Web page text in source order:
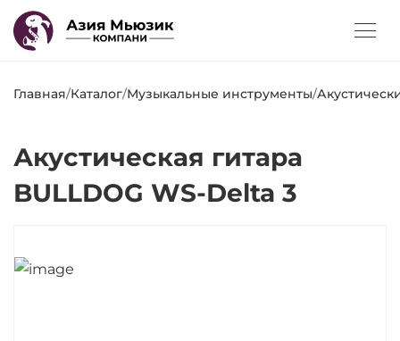
Главная/Каталог/Музыкальные инструменты/
Акустическая гитара
BULLDOG WS-Delta 3